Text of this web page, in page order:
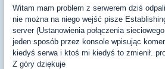
Witam mam problem z serwerem dziś
nie można na niego wejść pisze
server (Ustanowienia połączenia
jeden sposób przez konsole wpisując
kiedyś serwa i ktoś mi kiedyś to zmienił.
Z góry dziękuje